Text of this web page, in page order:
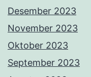
Desember 2023
November 2023
Oktober 2023
September 2023